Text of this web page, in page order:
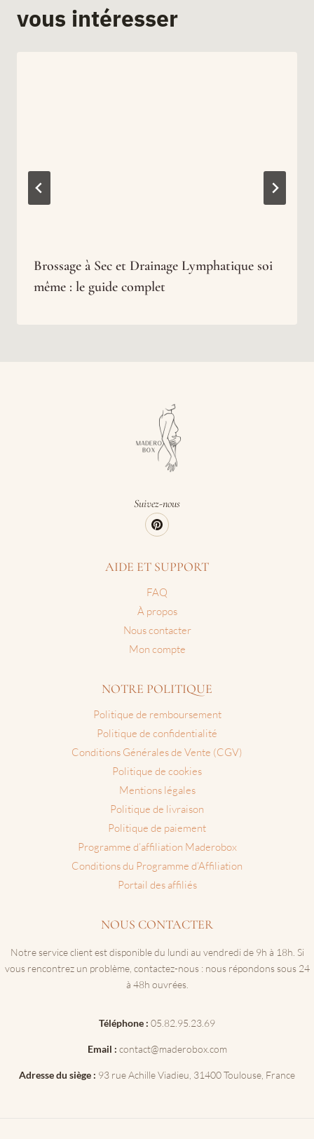
vous intéresser
Brossage à Sec et Drainage Lymphatique soi
même : le guide complet
Suivez-nous
AIDE ET SUPPORT
FAQ
À propos
Nous contacter
Mon compte
NOTRE POLITIQUE
Politique de remboursement
Politique de confidentialité
Conditions Générales de Vente (CGV)
Politique de cookies
Mentions légales
Politique de livraison
Politique de paiement
Programme d’affiliation Maderobox
Conditions du Programme d’Affiliation
Portail des affiliés
NOUS CONTACTER
Notre service client est disponible du lundi au vendredi de 9h à 18h. Si
vous rencontrez un problème, contactez-nous : nous répondons sous 24
à 48h ouvrées.
Téléphone : 05.82.95.23.69
Email : contact@maderobox.com
Adresse du siège : 93 rue Achille Viadieu, 31400 Toulouse, France